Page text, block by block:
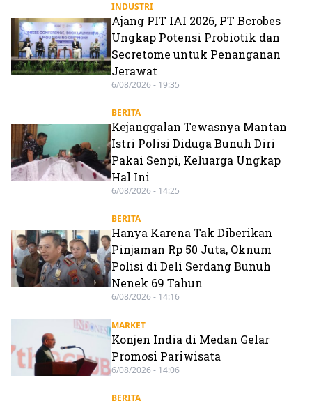
INDUSTRI
Ajang PIT IAI 2026, PT Bcrobes
Ungkap Potensi Probiotik dan
Secretome untuk Penanganan
Jerawat
6/08/2026 - 19:35
BERITA
Kejanggalan Tewasnya Mantan
Istri Polisi Diduga Bunuh Diri
Pakai Senpi, Keluarga Ungkap
Hal Ini
6/08/2026 - 14:25
BERITA
Hanya Karena Tak Diberikan
Pinjaman Rp 50 Juta, Oknum
Polisi di Deli Serdang Bunuh
Nenek 69 Tahun
6/08/2026 - 14:16
MARKET
Konjen India di Medan Gelar
Promosi Pariwisata
6/08/2026 - 14:06
BERITA